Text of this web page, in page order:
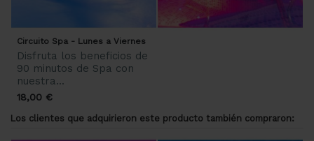
Circuito Spa - Lunes a Viernes
Disfruta los beneficios de
90 minutos de Spa con
nuestra...
18,00 €
Los clientes que adquirieron este producto también compraron: